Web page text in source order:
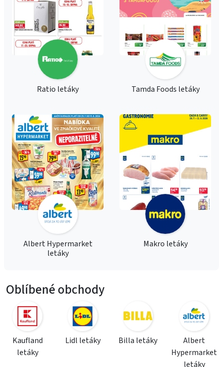
Ratio letáky Tamda Foods letáky
Albert Hypermarket
letáky
Makro letáky
Oblíbené obchody
Kaufland
letáky
Lidl letáky Billa letáky
Albert
Hypermarket
letáky